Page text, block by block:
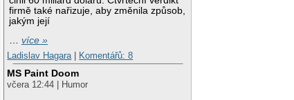
firmě také nařizuje, aby změnila způsob,
jakým její
…více »
Ladislav Hagara
Komentářů: 8
MS Paint Doom
včera 12:44 | Humor